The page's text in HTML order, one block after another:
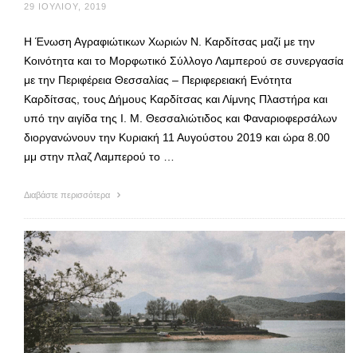
29 ΙΟΥΛΊΟΥ, 2019
Η Ένωση Αγραφιώτικων Χωριών Ν. Καρδίτσας μαζί με την
Κοινότητα και το Μορφωτικό Σύλλογο Λαμπερού σε συνεργασία
με την Περιφέρεια Θεσσαλίας – Περιφερειακή Ενότητα
Καρδίτσας, τους Δήμους Καρδίτσας και Λίμνης Πλαστήρα και
υπό την αιγίδα της Ι. Μ. Θεσσαλιώτιδος και Φαναριοφερσάλων
διοργανώνουν την Κυριακή 11 Αυγούστου 2019 και ώρα 8.00
μμ στην πλαζ Λαμπερού το …
Διαβάστε περισσότερα